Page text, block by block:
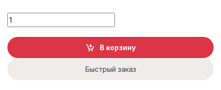
Сумка женская из меха песца quantity
В корзину
Быстрый заказ